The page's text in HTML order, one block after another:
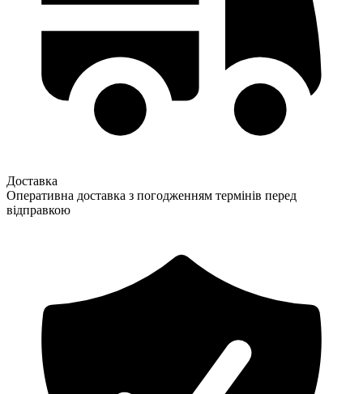
Доставка
Оперативна доставка з погодженням термінів перед
відправкою